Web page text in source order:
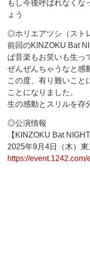
もし今後呼ばれなくな
ょう
◎ホリエアツシ（スト
前回のKINZOKU Bat
ぱ音楽もお笑いも生っ
ぜんぜんちゃうなと感
この度、有り難いこと
ことになりました。
生の感動とスリルを存
◎公演情報
【KINZOKU Bat
2025年9月4日（木）
https://